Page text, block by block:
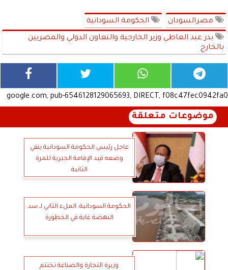
مصرالسودان الحكومة السودانية
بدر عبد العاطي وزير الخارجية والتعاون الدولي والمصريين
بالخارج
google.com, pub-6546128129065693, DIRECT, f08c47fec0942fa0
موضوعات متعلقة
عاجل رئيس الحكومة السودانية ينفي
وضعه قيد الإقامة الجبرية للمرة
الثانية
الحكومة السودانية: الملء الثاني لـ سد
النهضة غاية في الخطورة
وزيرة التجارة والصناعة تختتم